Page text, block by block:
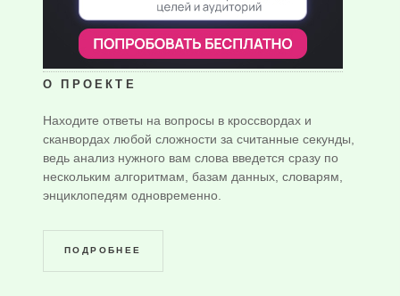
О ПРОЕКТЕ
Находите ответы на вопросы в кроссвордах и
сканвордах любой сложности за считанные секунды,
ведь анализ нужного вам слова введется сразу по
нескольким алгоритмам, базам данных, словарям,
энциклопедям одновременно.
ПОДРОБНЕЕ